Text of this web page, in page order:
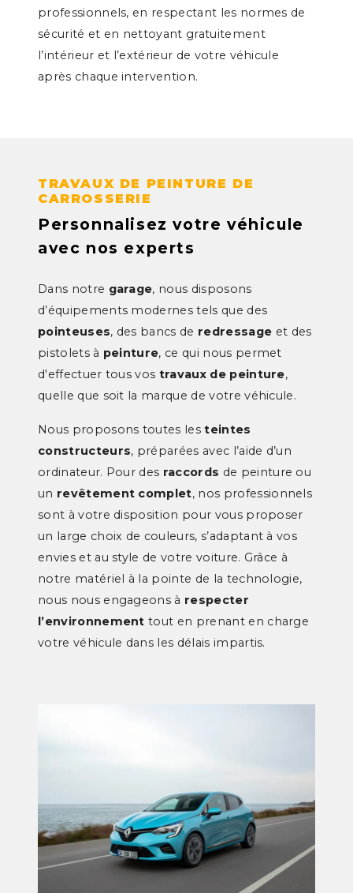
professionnels, en respectant les normes de
sécurité et en nettoyant gratuitement
l’intérieur et l’extérieur de votre véhicule
après chaque intervention.
TRAVAUX DE PEINTURE DE
CARROSSERIE
Personnalisez votre véhicule
avec nos experts
Dans notre garage, nous disposons
d’équipements modernes tels que des
pointeuses, des bancs de redressage et des
pistolets à peinture, ce qui nous permet
d'effectuer tous vos travaux de peinture,
quelle que soit la marque de votre véhicule.
Nous proposons toutes lesteintes
constructeurs, préparées avec l’aide d’un
ordinateur. Pour des raccords de peinture ou
un revêtement complet, nos professionnels
sont à votre disposition pour vous proposer
un large choix de couleurs, s’adaptant à vos
envies et au style de votre voiture. Grâce à
notre matériel à la pointe de la technologie,
nous nous engageons à respecter
l’environnement tout en prenant en charge
votre véhicule dans les délais impartis.